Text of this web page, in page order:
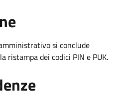
si conclude
ristampa dei codici PIN e PUK.